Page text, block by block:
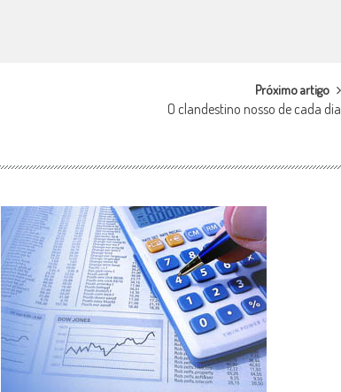
Próximo artigo
O clandestino nosso de cada dia